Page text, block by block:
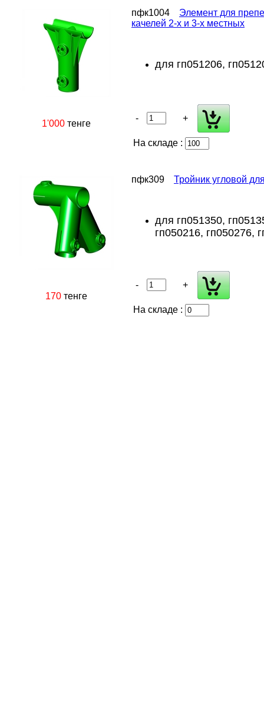
1'000 тенге
пфк1004
Элемент для
качелей 2-х и 3-х местных
для гп051206,
- +
На складе :
170 тенге
пфк309 Тройник угловой
для гп051350,
гп050216, гп050276,
- +
На складе :